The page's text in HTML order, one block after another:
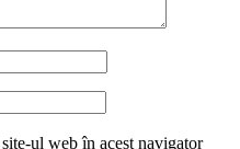
ul web în acest navigator